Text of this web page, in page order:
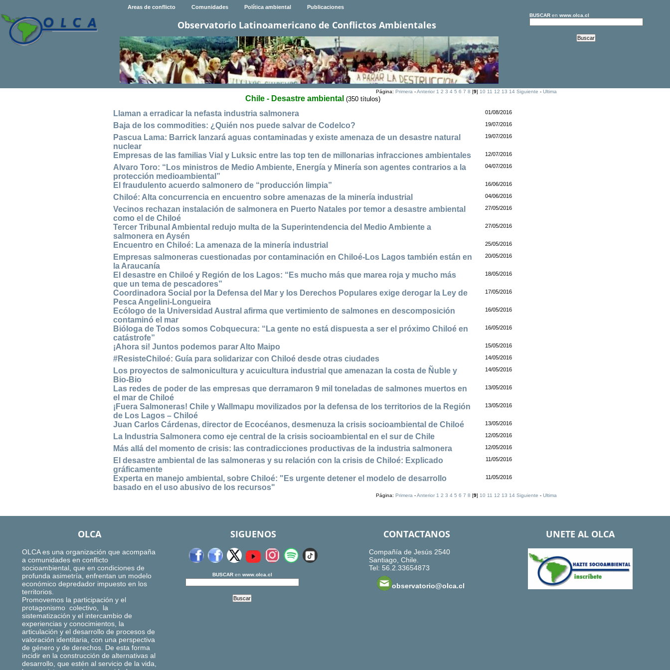
Areas de conflicto Comunidades Política ambiental Publicaciones
Observatorio Latinoamericano de Conflictos Ambientales
BUSCARen www.olca.cl
Página: Primera-Anterior 1 2 3 4 5 6 7 8 [9] 10 11 12 13 14 Siguiente - Ultima
Chile - Desastre ambiental (350 títulos)
Llaman a erradicar la nefasta industria salmonera 01/08/2016
Baja de los commodities: ¿Quién nos puede salvar de Codelco? 19/07/2016
Pascua Lama: Barrick lanzará aguas contaminadas y existe amenaza de un desastre natural
nuclear
19/07/2016
Empresas de las familias Vial y Luksic entre las top ten de millonarias infracciones ambientales 12/07/2016
Alvaro Toro: “Los ministros de Medio Ambiente, Energía y Minería son agentes contrarios a la
protección medioambiental”
04/07/2016
El fraudulento acuerdo salmonero de “producción limpia” 16/06/2016
Chiloé: Alta concurrencia en encuentro sobre amenazas de la minería industrial 04/06/2016
Vecinos rechazan instalación de salmonera en Puerto Natales por temor a desastre ambiental
como el de Chiloé
27/05/2016
Tercer Tribunal Ambiental redujo multa de la Superintendencia del Medio Ambiente a
salmonera en Aysén
27/05/2016
Encuentro en Chiloé: La amenaza de la minería industrial 25/05/2016
Empresas salmoneras cuestionadas por contaminación en Chiloé-Los Lagos también están en
la Araucanía
20/05/2016
El desastre en Chiloé y Región de los Lagos: “Es mucho más que marea roja y mucho más
que un tema de pescadores”
18/05/2016
Coordinadora Social por la Defensa del Mar y los Derechos Populares exige derogar la Ley de
Pesca Angelini-Longueira
17/05/2016
Ecólogo de la Universidad Austral afirma que vertimiento de salmones en descomposición
contaminó el mar
16/05/2016
Bióloga de Todos somos Cobquecura: “La gente no está dispuesta a ser el próximo Chiloé en
catástrofe”
16/05/2016
¡Ahora si! Juntos podemos parar Alto Maipo 15/05/2016
#ResisteChiloé: Guía para solidarizar con Chiloé desde otras ciudades 14/05/2016
Los proyectos de salmonicultura y acuicultura industrial que amenazan la costa de Ñuble y
Bio-Bio
14/05/2016
Las redes de poder de las empresas que derramaron 9 mil toneladas de salmones muertos en
el mar de Chiloé
13/05/2016
¡Fuera Salmoneras! Chile y Wallmapu movilizados por la defensa de los territorios de la Región
de Los Lagos – Chiloé
13/05/2016
Juan Carlos Cárdenas, director de Ecocéanos, desmenuza la crisis socioambiental de Chiloé 13/05/2016
La Industria Salmonera como eje central de la crisis socioambiental en el sur de Chile 12/05/2016
Más allá del momento de crisis: las contradicciones productivas de la industria salmonera 12/05/2016
El desastre ambiental de las salmoneras y su relación con la crisis de Chiloé: Explicado
gráficamente
11/05/2016
Experta en manejo ambiental, sobre Chiloé: "Es urgente detener el modelo de desarrollo
basado en el uso abusivo de los recursos"
11/05/2016
Página: Primera-Anterior 1 2 3 4 5 6 7 8 [9] 10 11 12 13 14 Siguiente - Ultima
OLCA
OLCA es una organización que acompaña
a comunidades en conflicto
socioambiental, que en condiciones de
profunda asimetría, enfrentan un modelo
económico depredador impuesto en los
territorios.
Promovemos la participación y el
protagonismo colectivo, la
sistematización y el intercambio de
experiencias y conocimientos, la
articulación y el desarrollo de procesos de
valoración identitaria, con una perspectiva
de género y de derechos. De esta forma
incidir en la construcción de alternativas al
desarrollo, que estén al servicio de la vida,
SIGUENOS
BUSCARen www.olca.cl
CONTACTANOS
Compañía de Jesús 2540
Santiago, Chile.
Tel: 56.2.33654873
observatorio@olca.cl
UNETE AL OLCA